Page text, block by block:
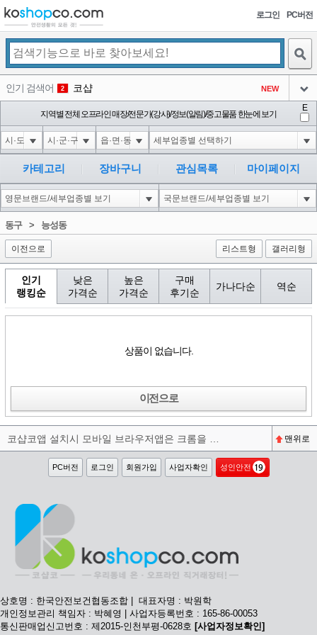
로그인 PC버전
인기 검색어 2 코샵 NEW
3 익스
아이콘
4 1-1); waitfor delay '0:0:15' --
아이콘
5 10'XOR(1*if(now()=sysdate(),sleep(15),0))XOR'Z
아이콘
1
6 1*DBMS_PIPE.RECEIVE_MESSAGE(CHR(99)||CHR(99)||CHR(99),15)
아이콘
1
1
지역별 전체 오프라인 매장/전문가(강사)/정보(알림)/중고물품 한눈에 보기
E
카테고리 장바구니 관심목록 마이페이지
동구> 능성동
이전으로 리스트형 갤러리형
인기
랭킹순
낮은
가격순
높은
가격순
구매
후기순
가나다순 역순
상품이 없습니다.
이전으로
맨위로
PC버전 로그인 회원가입 사업자확인 성인안전
상호명 : 한국안전보건협동조합 | 대표자명 : 박원학
개인정보관리 책임자 : 박혜영 | 사업자등록번호 : 165-86-00053
통신판매업신고번호 : 제2015-인천부평-0628호 [사업자정보확인]